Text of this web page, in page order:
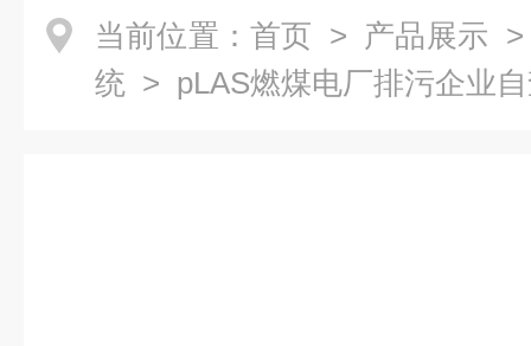
当前位置： 首页 > 产品展示
统 > pLAS燃煤电厂排污企业